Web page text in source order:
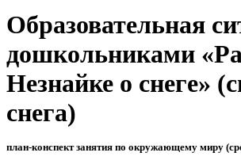
Образовательная
дошкольниками
Незнайке о снеге»
снега)
план-конспект занятия по окружающему миру